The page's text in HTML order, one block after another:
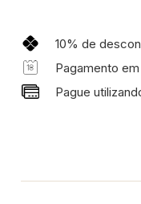
10% de
Pagamento
Pague